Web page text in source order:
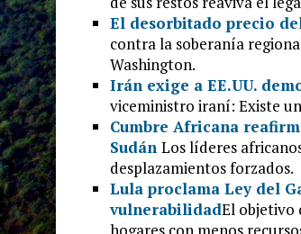
El desorbitado precio
contra la soberanía
Washington.
Irán exige a EE.UU.
viceministro iraní: Existe
Cumbre Africana
Sudán Los líderes
desplazamientos forzados.
Lula proclama Ley del
vulnerabilidadEl objetivo